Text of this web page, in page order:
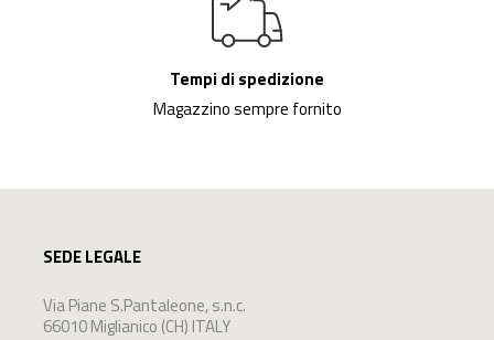
Tempi di spedizione
Magazzino sempre fornito
SEDE LEGALE
Via Piane S.Pantaleone, s.n.c.
66010 Miglianico (CH) ITALY